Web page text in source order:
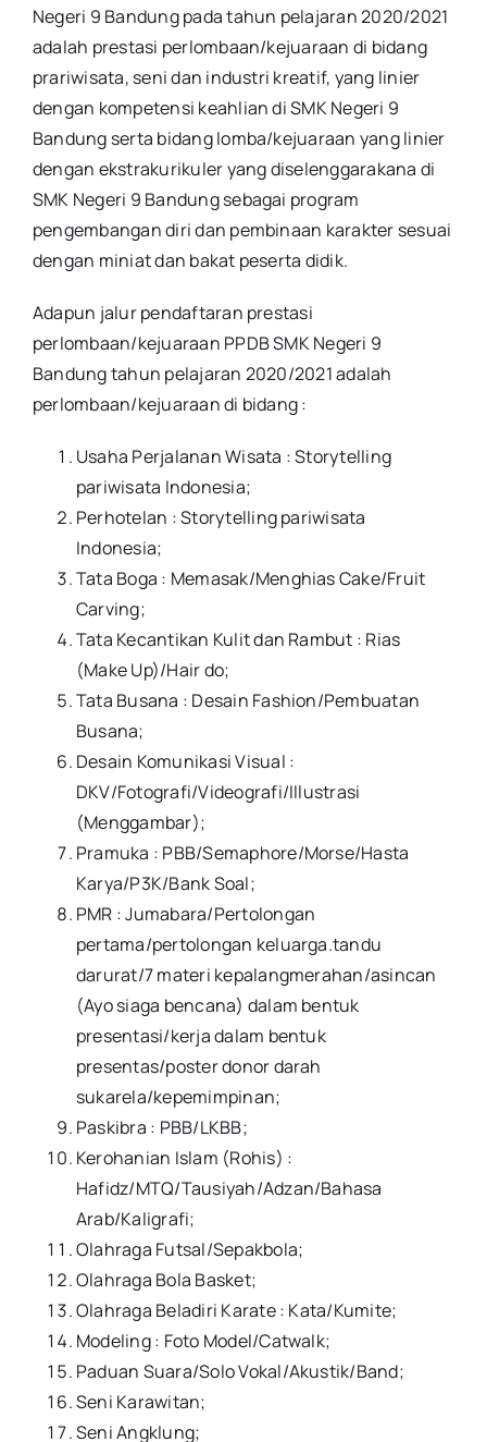
Negeri 9 Bandung pada tahun pelajaran 2020/2021
adalah prestasi perlombaan/kejuaraan di bidang
prariwisata, seni dan industri kreatif, yang linier
dengan kompetensi keahlian di SMK Negeri 9
Bandung serta bidang lomba/kejuaraan yang linier
dengan ekstrakurikuler yang diselenggarakana di
SMK Negeri 9 Bandung sebagai program
pengembangan diri dan pembinaan karakter sesuai
dengan miniat dan bakat peserta didik.
Adapun jalur pendaftaran prestasi
perlombaan/kejuaraan PPDB SMK Negeri 9
Bandung tahun pelajaran 2020/2021 adalah
perlombaan/kejuaraan di bidang :
Usaha Perjalanan Wisata : Storytelling
pariwisata Indonesia;
Perhotelan : Storytelling pariwisata
Indonesia;
Tata Boga : Memasak/Menghias Cake/Fruit
Carving;
Tata Kecantikan Kulit dan Rambut : Rias
(Make Up)/Hair do;
Tata Busana : Desain Fashion/Pembuatan
Busana;
Desain Komunikasi Visual :
DKV/Fotografi/Videografi/Illustrasi
(Menggambar);
Pramuka : PBB/Semaphore/Morse/Hasta
Karya/P3K/Bank Soal;
PMR : Jumabara/Pertolongan
pertama/pertolongan keluarga.tandu
darurat/7 materi kepalangmerahan/asincan
(Ayo siaga bencana) dalam bentuk
presentasi/kerja dalam bentuk
presentas/poster donor darah
sukarela/kepemimpinan;
Paskibra : PBB/LKBB;
Kerohanian Islam (Rohis) :
Hafidz/MTQ/Tausiyah/Adzan/Bahasa
Arab/Kaligrafi;
Olahraga Futsal/Sepakbola;
Olahraga Bola Basket;
Olahraga Beladiri Karate : Kata/Kumite;
Modeling : Foto Model/Catwalk;
Paduan Suara/Solo Vokal/Akustik/Band;
Seni Karawitan;
Seni Angklung;